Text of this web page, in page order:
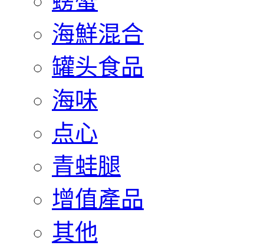
海鮮混合
罐头食品
海味
点心
青蛙腿
增值產品
其他